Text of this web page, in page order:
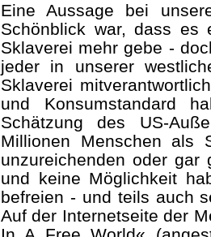
Eine Aussage bei
Schönblick war, dass es
Sklaverei mehr gebe -
jeder in unserer
Sklaverei
und Konsumstandard
Schätzung des US-
Millionen Menschen als
unzureichenden oder gar
und keine Möglichkeit
befreien - und teils auch
Auf der Internetseite der